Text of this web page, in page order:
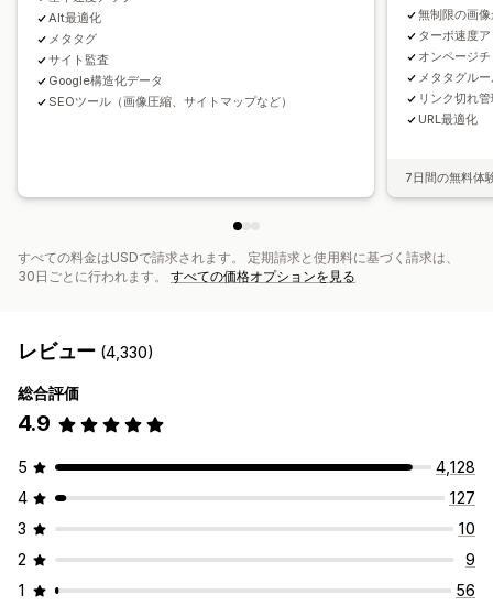
Alt最適化
メタタグ
サイト監査
Google構造化データ
SEOツール（画像圧縮、サイトマップなど）
無制限の画
ターボ速度
オンページ
メタタグル
リンク切れ
URL最適化
7日間の無料体
すべての料金はUSDで請求されます。 定期請求と使用料に基づく請求は、
30日ごとに行われます。 すべての価格オプションを見る
レビュー (4,330)
総合評価
4.9
5
4,128
4
127
3
10
2
9
1
56